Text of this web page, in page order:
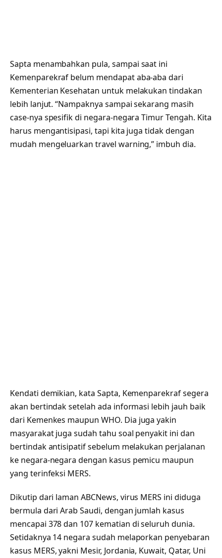
Sapta menambahkan pula, sampai saat ini
Kemenparekraf belum mendapat aba-aba dari
Kementerian Kesehatan untuk melakukan tindakan
lebih lanjut. “Nampaknya sampai sekarang masih
case-nya spesifik di negara-negara Timur Tengah. Kita
harus mengantisipasi, tapi kita juga tidak dengan
mudah mengeluarkan travel warning,” imbuh dia.
Kendati demikian, kata Sapta, Kemenparekraf segera
akan bertindak setelah ada informasi lebih jauh baik
dari Kemenkes maupun WHO. Dia juga yakin
masyarakat juga sudah tahu soal penyakit ini dan
bertindak antisipatif sebelum melakukan perjalanan
ke negara-negara dengan kasus pemicu maupun
yang terinfeksi MERS.
Dikutip dari laman ABCNews, virus MERS ini diduga
bermula dari Arab Saudi, dengan jumlah kasus
mencapai 378 dan 107 kematian di seluruh dunia.
Setidaknya 14 negara sudah melaporkan penyebaran
kasus MERS, yakni Mesir, Jordania, Kuwait, Qatar, Uni